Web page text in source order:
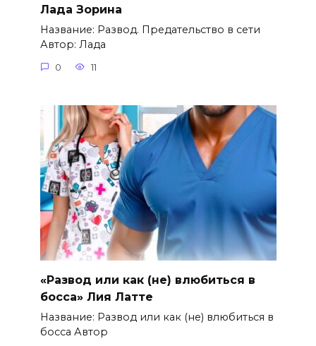
Лада Зорина
Название: Развод. Предательство в сети
Автор: Лада
0 11
«Развод или как (не) влюбиться в
босса» Лия Латте
Название: Развод или как (не) влюбиться в
босса Автор